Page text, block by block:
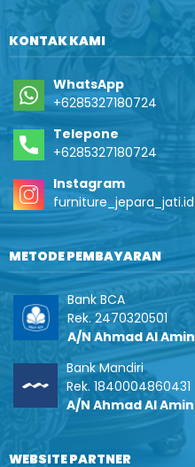
KONTAK KAMI
WhatsApp
+6285327180724
Telepone
+6285327180724
Instagram
furniture_jepara_jati.id
METODE PEMBAYARAN
Bank BCA
Rek. 2470320501
A/N Ahmad Al Amin
Bank Mandiri
Rek. 1840004860431
A/N Ahmad Al Amin
WEBSITE PARTNER